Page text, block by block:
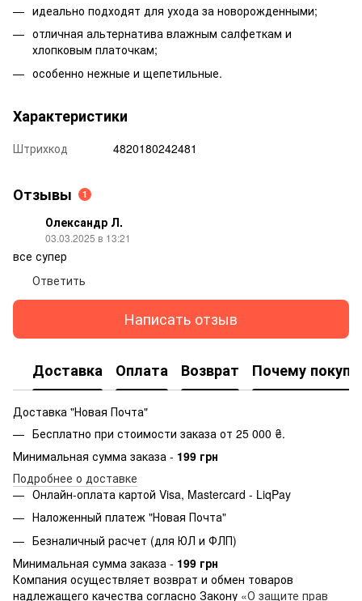
идеально подходят для ухода за новорожденными;
отличная альтернатива влажным салфеткам и
хлопковым платочкам;
особенно нежные и щепетильные.
Характеристики
Штрихкод 4820180242481
Отзывы 1
Олександр Л.
03.03.2025 в 13:21
все супер
Ответить
Написать отзыв
Доставка Оплата Возврат Почему
Доставка "Новая Почта"
Бесплатно при стоимости заказа от 25 000 ₴.
Минимальная сумма заказа - 199 грн
Подробнее о доставке
Онлайн-оплата картой Visa, Mastercard - LiqPay
Наложенный платеж "Новая Почта"
Безналичный расчет (для ЮЛ и ФЛП)
Минимальная сумма заказа - 199 грн
Компания осуществляет возврат и обмен товаров
надлежащего качества согласно Закону «О защите прав